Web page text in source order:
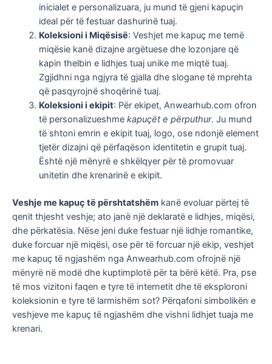
inicialet e personalizuara, ju mund të gjeni kapuçin
ideal për të festuar dashurinë tuaj.
Koleksioni i Miqësisë: Veshjet me kapuç me temë
miqësie kanë dizajne argëtuese dhe lozonjare që
kapin thelbin e lidhjes tuaj unike me miqtë tuaj.
Zgjidhni nga ngjyra të gjalla dhe slogane të mprehta
që pasqyrojnë shoqërinë tuaj.
Koleksioni i ekipit: Për ekipet, Anwearhub.com ofron
të personalizueshme kapuçët e përputhur. Ju mund
të shtoni emrin e ekipit tuaj, logo, ose ndonjë element
tjetër dizajni që përfaqëson identitetin e grupit tuaj.
Është një mënyrë e shkëlqyer për të promovuar
unitetin dhe krenarinë e ekipit.
Veshje me kapuç të përshtatshëm kanë evoluar përtej të
qenit thjesht veshje; ato janë një deklaratë e lidhjes, miqësi,
dhe përkatësia. Nëse jeni duke festuar një lidhje romantike,
duke forcuar një miqësi, ose për të forcuar një ekip, veshjet
me kapuç të ngjashëm nga Anwearhub.com ofrojnë një
mënyrë në modë dhe kuptimplotë për ta bërë këtë. Pra, pse
të mos vizitoni faqen e tyre të internetit dhe të eksploroni
koleksionin e tyre të larmishëm sot? Përqafoni simbolikën e
veshjeve me kapuç të ngjashëm dhe vishni lidhjet tuaja me
krenari.